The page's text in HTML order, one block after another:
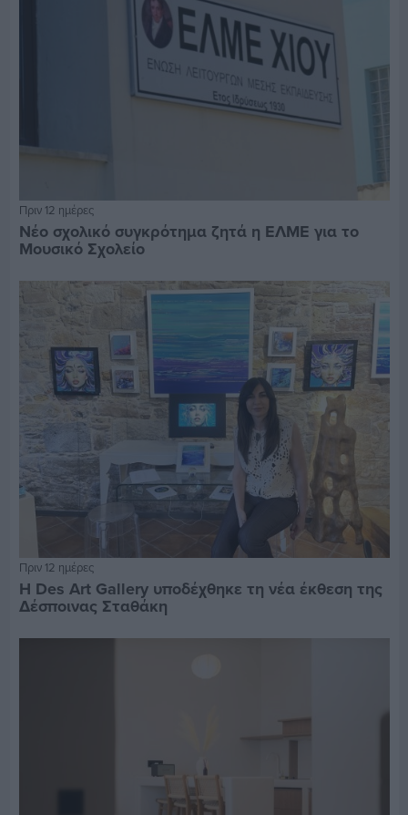
Πριν 12 ημέρες
Νέο σχολικό συγκρότημα ζητά η ΕΛΜΕ για το
Μουσικό Σχολείο
Πριν 12 ημέρες
Η Des Art Gallery υποδέχθηκε τη νέα έκθεση της
Δέσποινας Σταθάκη